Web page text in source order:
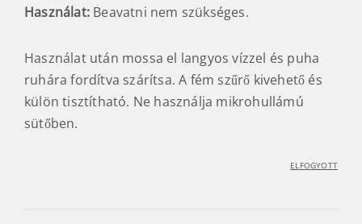
Használat: Beavatni nem szükséges.
Használat után mossa el langyos vízzel és puha
ruhára fordítva szárítsa. A fém szűrő kivehető és
külön tisztítható. Ne használja mikrohullámú
sütőben.
ELFOGYOTT